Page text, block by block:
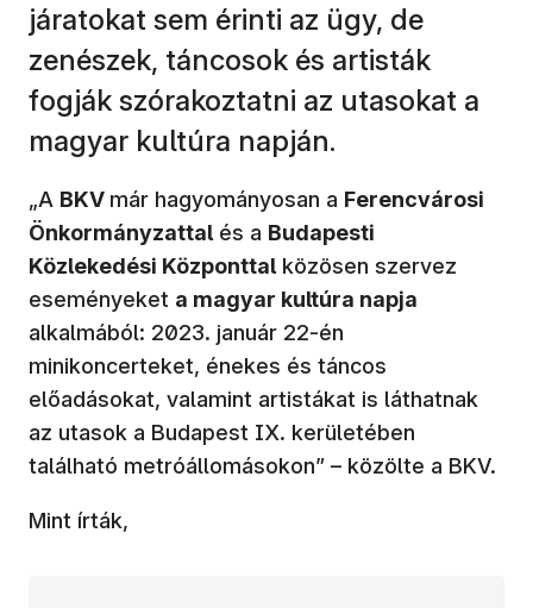
járatokat sem érinti az ügy, de
zenészek, táncosok és artisták
fogják szórakoztatni az utasokat a
magyar kultúra napján.
„A BKV már hagyományosan a Ferencvárosi
Önkormányzattal és a Budapesti
Közlekedési Központtal közösen szervez
eseményeket a magyar kultúra napja
alkalmából: 2023. január 22-én
minikoncerteket, énekes és táncos
előadásokat, valamint artistákat is láthatnak
az utasok a Budapest IX. kerületében
található metróállomásokon” – közölte a BKV.
Mint írták,